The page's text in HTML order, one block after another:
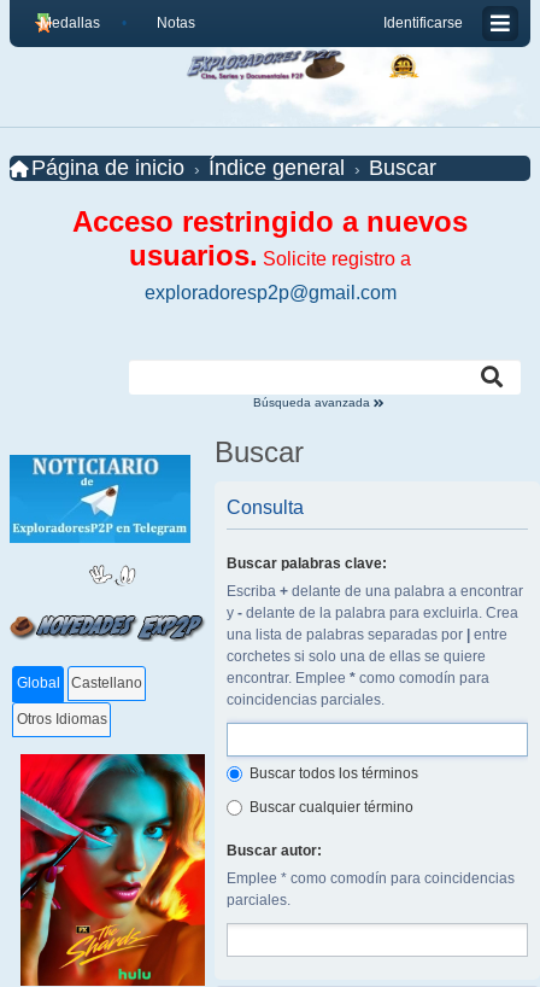
Identificarse
Medallas Notas
Página de inicio Índice general Buscar
Acceso restringido a nuevos
usuarios. Solicite registro a
exploradoresp2p@gmail.com
Búsqueda avanzada
Global Castellano
Otros Idiomas
Buscar
Consulta
Buscar palabras clave:
Escriba + delante de una palabra a encontrar
y - delante de la palabra para excluirla. Crea
una lista de palabras separadas por
entre
corchetes si solo una de ellas se quiere
encontrar. Emplee * como comodín para
coincidencias parciales.
Buscar todos los términos
Buscar cualquier término
Buscar autor:
Emplee * como comodín para coincidencias
parciales.